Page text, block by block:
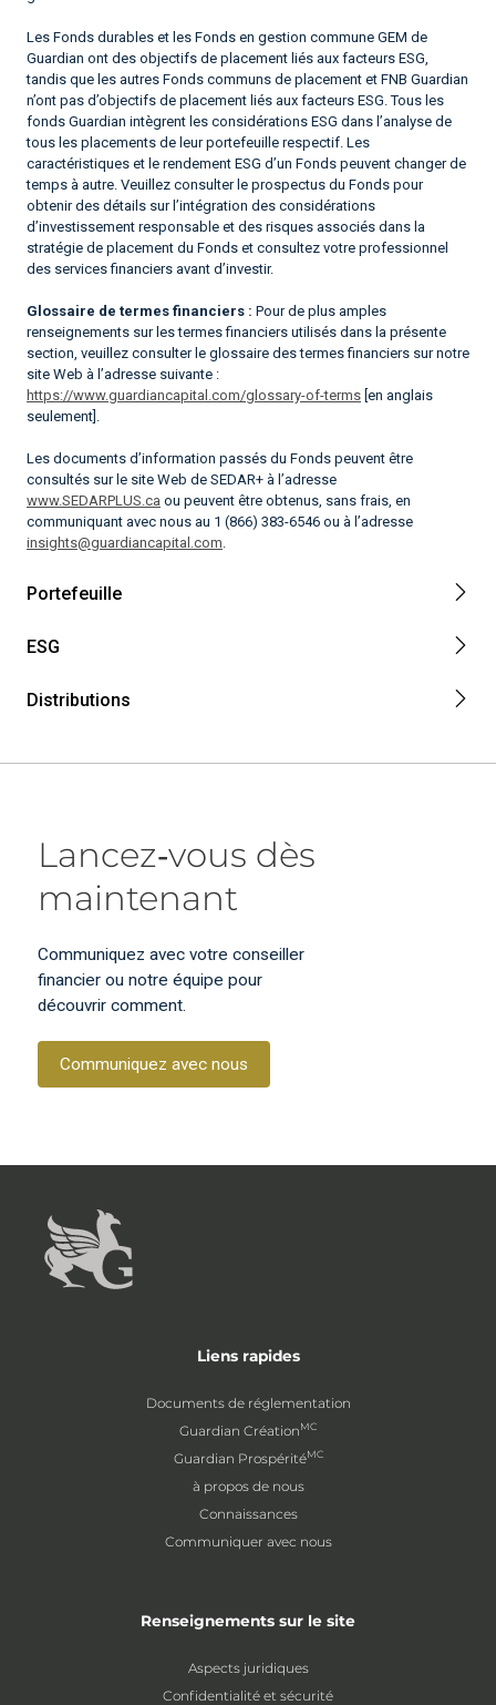
Les Fonds durables et les Fonds en gestion commune GEM de
Guardian ont des objectifs de placement liés aux facteurs ESG,
tandis que les autres Fonds communs de placement et FNB Guardian
n’ont pas d’objectifs de placement liés aux facteurs ESG. Tous les
fonds Guardian intègrent les considérations ESG dans l’analyse de
tous les placements de leur portefeuille respectif. Les
caractéristiques et le rendement ESG d’un Fonds peuvent changer de
temps à autre. Veuillez consulter le prospectus du Fonds pour
obtenir des détails sur l’intégration des considérations
d’investissement responsable et des risques associés dans la
stratégie de placement du Fonds et consultez votre professionnel
des services financiers avant d’investir.
Glossaire de termes financiers : Pour de plus amples
renseignements sur les termes financiers utilisés dans la présente
section, veuillez consulter le glossaire des termes financiers sur notre
site Web à l’adresse suivante :
https://www.guardiancapital.com/glossary-of-terms [en anglais
seulement].
Les documents d’information passés du Fonds peuvent être
consultés sur le site Web de SEDAR+ à l’adresse
www.SEDARPLUS.ca ou peuvent être obtenus, sans frais, en
communiquant avec nous au 1 (866) 383-6546 ou à l’adresse
insights@guardiancapital.com
Portefeuille
ESG
Distributions
Lancez‑vous dès
maintenant
Communiquez avec votre conseiller
financier ou notre équipe pour
découvrir comment.
Communiquez avec nous
Liens rapides
Documents de réglementation
Guardian CréationMC
Guardian ProspéritéMC
à propos de nous
Connaissances
Communiquer avec nous
Renseignements sur le site
Aspects juridiques
Confidentialité et sécurité